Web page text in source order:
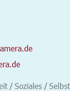
/ Soziales /